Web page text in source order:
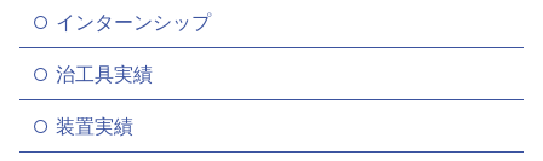
インターンシップ
治工具実績
装置実績